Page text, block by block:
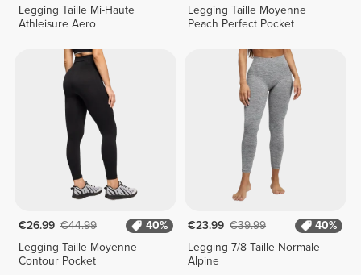
Legging Taille Mi-Haute
Athleisure Aero
Legging Taille Moyenne
Peach Perfect Pocket
€26.99 €44.99
40%
Legging Taille Moyenne
Contour Pocket
€23.99 €39.99
40%
Legging 7/8 Taille Normale
Alpine